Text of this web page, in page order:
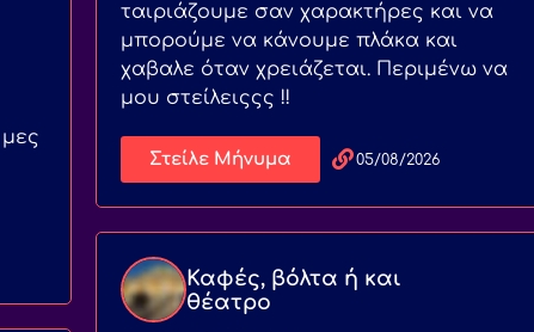
ταιριάζουμε σαν χαρακτήρες και να
μπορούμε να κάνουμε πλάκα και
χαβαλε όταν χρειάζεται. Περιμένω να
μου στείλειςςς !!
Στείλε Μήνυμα 05/08/2026
Καφές, βόλτα ή και
θέατρο